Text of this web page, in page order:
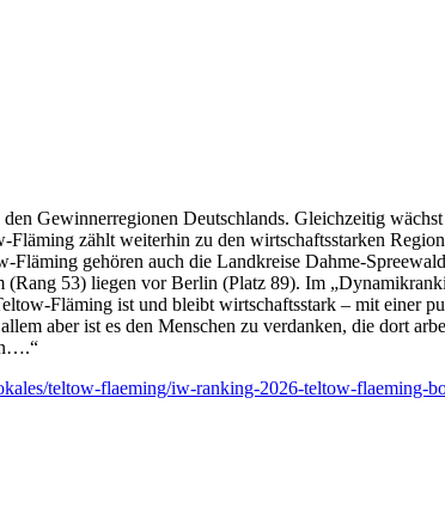
Gewinnerregionen Deutschlands. Gleichzeitig
zählt weiterhin zu den wirtschaftsstarken
gehören auch die Landkreise Dahme-
53) liegen vor Berlin (Platz 89). Im
Fläming ist und bleibt wirtschaftsstark – mit einer
aber ist es den Menschen zu verdanken, die dort
teltow-flaeming/iw-ranking-2026-teltow-flaeming-